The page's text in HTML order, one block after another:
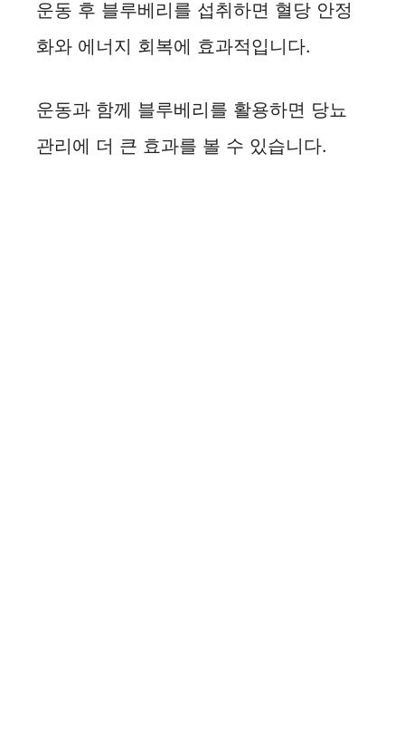
운동 후 블루베리를 섭취하면 혈당 안정
화와 에너지 회복에 효과적입니다.
운동과 함께 블루베리를 활용하면 당뇨
관리에 더 큰 효과를 볼 수 있습니다.